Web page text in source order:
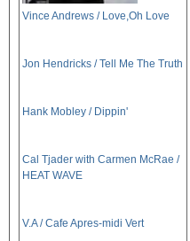
Vince Andrews / Love,Oh Love
Jon Hendricks / Tell Me The Truth
Hank Mobley / Dippin'
Cal Tjader with Carmen McRae /
HEAT WAVE
V.A / Cafe Apres-midi Vert